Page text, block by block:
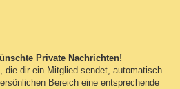
Private Nachrichten!
die dir ein Mitglied sendet, automatisch
Bereich eine entsprechende